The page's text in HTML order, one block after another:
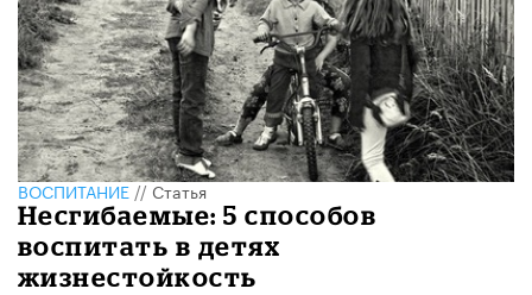
ВОСПИТАНИЕ//Статья
Несгибаемые: 5 способов
воспитать в детях
жизнестойкость